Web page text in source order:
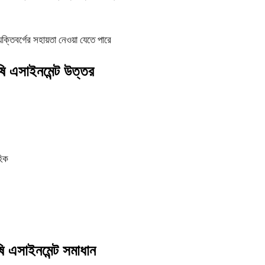
সহায়তা নেওয়া যেতে পারে
এসাইনমেন্ট উত্তর
সমাধান